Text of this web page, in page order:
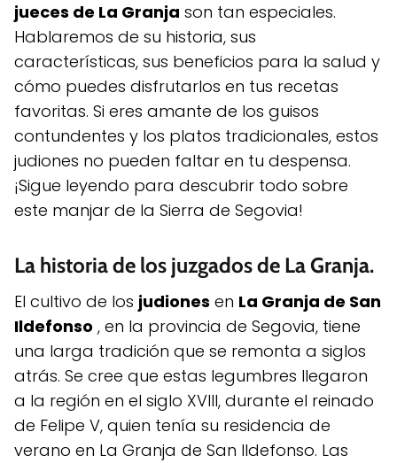
jueces de La Granja son tan especiales.
Hablaremos de su historia, sus
características, sus beneficios para la salud y
cómo puedes disfrutarlos en tus recetas
favoritas. Si eres amante de los guisos
contundentes y los platos tradicionales, estos
judiones no pueden faltar en tu despensa.
¡Sigue leyendo para descubrir todo sobre
este manjar de la Sierra de Segovia!
La historia de los juzgados de La Granja.
El cultivo de los judiones en La Granja de San
Ildefonso , en la provincia de Segovia, tiene
una larga tradición que se remonta a siglos
atrás. Se cree que estas legumbres llegaron
a la región en el siglo XVIII, durante el reinado
de Felipe V, quien tenía su residencia de
verano en La Granja de San Ildefonso. Las